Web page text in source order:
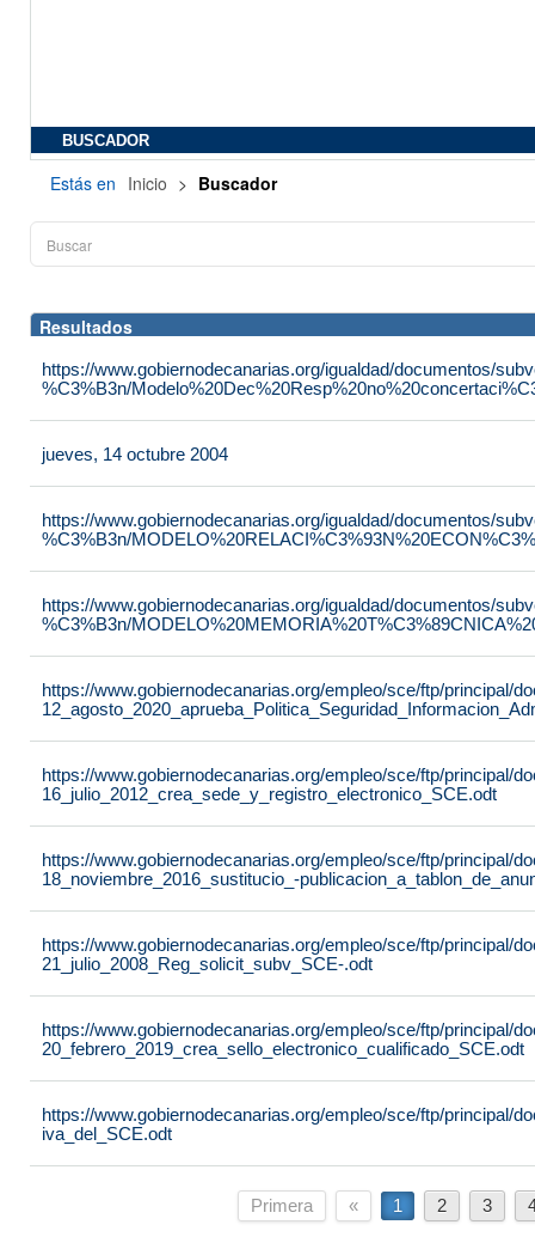
BUSCADOR
Estás en Inicio > Buscador
Resultados
https://www.gobiernodecanarias.org/igualdad/documentos/
%C3%B3n/
jueves, 14 octubre 2004
https://www.gobiernodecanarias.org/igualdad/documentos/
%C3%B3n/
https://www.gobiernodecanarias.org/igualdad/documentos/
%C3%B3n/
https://www.gobiernodecanarias.org/empleo/sce/ftp/principal/
https://www.gobiernodecanarias.org/empleo/sce/ftp/principal/
16_julio_2012_crea_sede_y_registro_electronico_SCE.odt
https://www.gobiernodecanarias.org/empleo/sce/ftp/principal/
18_noviembre_2016_sustitucio_-
https://www.gobiernodecanarias.org/empleo/sce/ftp/principal/
21_julio_2008_Reg_solicit_subv_SCE-.odt
https://www.gobiernodecanarias.org/empleo/sce/ftp/principal/
20_febrero_2019_crea_sello_electronico_cualificado_SCE.odt
https://www.gobiernodecanarias.org/empleo/sce/ftp/principal/
iva_del_SCE.odt
Primera « 1 2 3